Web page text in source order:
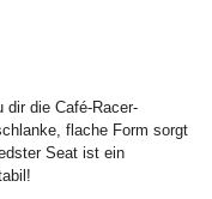
dir die Café-Racer-
flache Form sorgt
Seat ist ein